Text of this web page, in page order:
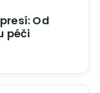
Od
péči